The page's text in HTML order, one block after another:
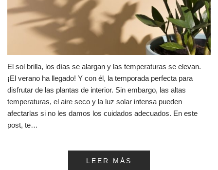
El sol brilla, los días se alargan y las temperaturas se elevan.
¡El verano ha llegado! Y con él, la temporada perfecta para
disfrutar de las plantas de interior. Sin embargo, las altas
temperaturas, el aire seco y la luz solar intensa pueden
afectarlas si no les damos los cuidados adecuados. En este
post, te…
LEER MÁS